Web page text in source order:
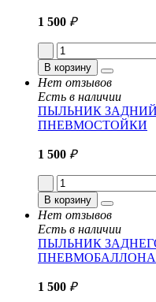
1 500 ₽
В корзину
Нет отзывов
Есть в наличии
ПЫЛЬНИК ЗАДНИЙ
ПНЕВМОСТОЙКИ
1 500 ₽
В корзину
Нет отзывов
Есть в наличии
ПЫЛЬНИК ЗАДНЕГО
ПНЕВМОБАЛЛОНА
1 500 ₽